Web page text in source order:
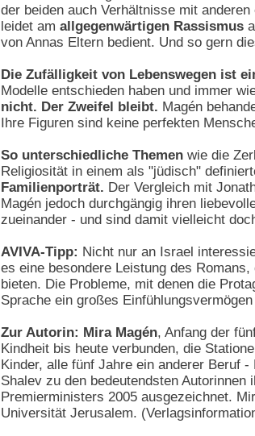
der beiden auch Verhältnisse mit
leidet am allgegenwärtigen Rassismus
von Annas Eltern bedient. Und so gern
Die Zufälligkeit von Lebenswegen ist
Modelle entschieden haben und immer
nicht. Der Zweifel bleibt. Magén
Ihre Figuren sind keine perfekten
So unterschiedliche Themen wie die
Religiosität in einem als "jüdisch"
Familienporträt. Der Vergleich mit
Magén jedoch durchgängig ihren
zueinander - und sind damit vielleicht
AVIVA-Tipp: Nicht nur an Israel
es eine besondere Leistung des
bieten. Die Probleme, mit denen die
Sprache ein großes
Zur Autorin: Mira Magén, Anfang der
Kindheit bis heute verbunden, die
Kinder, alle fünf Jahre ein anderer Beruf
Shalev zu den bedeutendsten
Premierministers 2005 ausgezeichnet.
Universität Jerusalem.